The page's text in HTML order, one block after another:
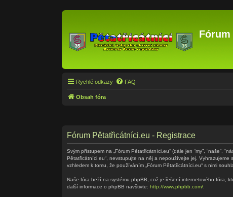
Rychlé odkazy FAQ
Obsah fóra
Fórum Pětatřicátníci.eu - Registrace
Svým přístupem na „Fórum Pětatřicátníci.eu“ (dále jen “my”, “naše”,
Pětatřicátníci.eu“, nevstupujte na něj a nepoužívejte jej.
vzhledem k tomu, že používáním „Fórum Pětatřicátníci.eu“ s nimi
Naše fóra beží na systému phpBB, což je řešení internetového fóra,
další informace o phpBB navštivte: http://www.phpbb.com/